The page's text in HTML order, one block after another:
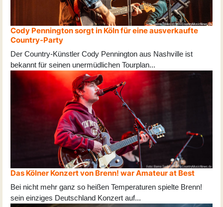
Cody Pennington sorgt in Köln für eine ausverkaufte
Country-Party
Der Country-Künstler Cody Pennington aus Nashville ist
bekannt für seinen unermüdlichen Tourplan...
Das Kölner Konzert von Brenn! war Amateur at Best
Bei nicht mehr ganz so heißen Temperaturen spielte Brenn!
sein einziges Deutschland Konzert auf...